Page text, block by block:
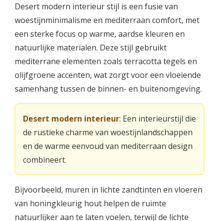
Desert modern interieur stijl is een fusie van
woestijnminimalisme en mediterraan comfort, met
een sterke focus op warme, aardse kleuren en
natuurlijke materialen. Deze stijl gebruikt
mediterrane elementen zoals terracotta tegels en
olijfgroene accenten, wat zorgt voor een vloeiende
samenhang tussen de binnen- en buitenomgeving.
Desert modern interieur: Een interieurstijl die
de rustieke charme van woestijnlandschappen
en de warme eenvoud van mediterraan design
combineert.
Bijvoorbeeld, muren in lichte zandtinten en vloeren
van honingkleurig hout helpen de ruimte
natuurlijker aan te laten voelen, terwijl de lichte